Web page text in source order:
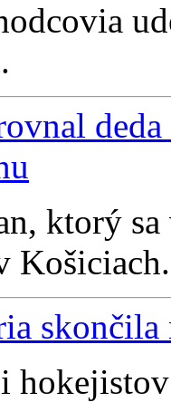
ktorý sa